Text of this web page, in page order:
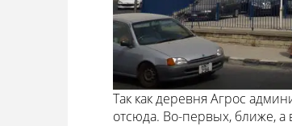
Так как деревня Агрос
отсюда. Во-первых, ближе, а